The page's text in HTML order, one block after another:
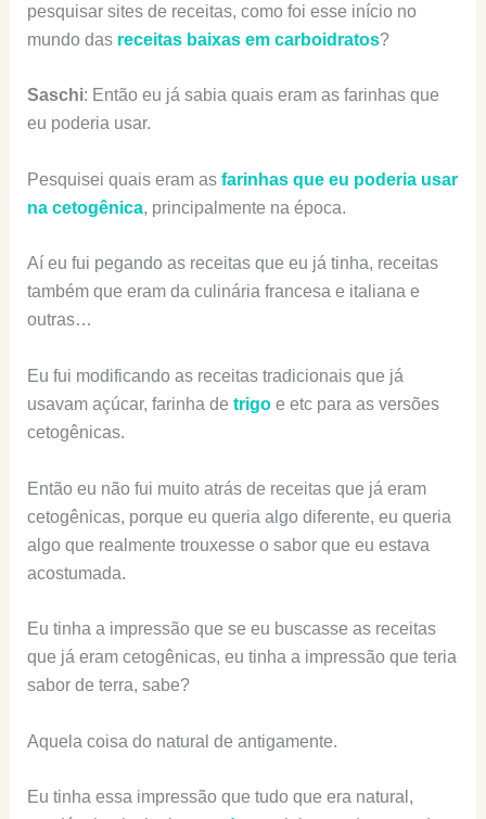
pesquisar sites de receitas, como foi esse início no
mundo das receitas baixas em carboidratos?
Saschi: Então eu já sabia quais eram as farinhas que
eu poderia usar.
Pesquisei quais eram as farinhas que eu poderia usar
na cetogênica, principalmente na época.
Aí eu fui pegando as receitas que eu já tinha, receitas
também que eram da culinária francesa e italiana e
outras…
Eu fui modificando as receitas tradicionais que já
usavam açúcar, farinha de trigoe etc para as versões
cetogênicas.
Então eu não fui muito atrás de receitas que já eram
cetogênicas, porque eu queria algo diferente, eu queria
algo que realmente trouxesse o sabor que eu estava
acostumada.
Eu tinha a impressão que se eu buscasse as receitas
que já eram cetogênicas, eu tinha a impressão que teria
sabor de terra, sabe?
Aquela coisa do natural de antigamente.
Eu tinha essa impressão que tudo que era natural,